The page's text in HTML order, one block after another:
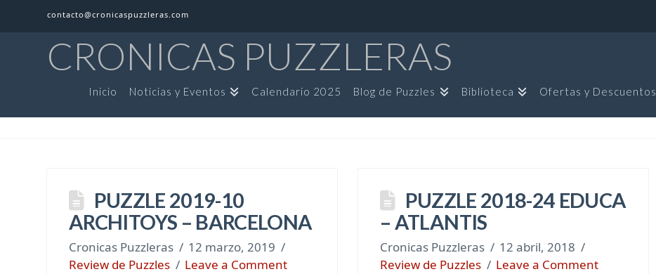
contacto@cronicaspuzzleras.com
CRONICAS PUZZLERAS
Inicio Noticias y Eventos Calendario 2025 Blog de Puzzles Biblioteca Ofertas y Descuentos
PUZZLE 2019-10
ARCHITOYS – BARCELONA
Cronicas Puzzleras
12 marzo, 2019
Review de Puzzles
Leave a Comment
PUZZLE 2018-24 EDUCA
– ATLANTIS
Cronicas Puzzleras
12 abril, 2018
Review de Puzzles
Leave a Comment